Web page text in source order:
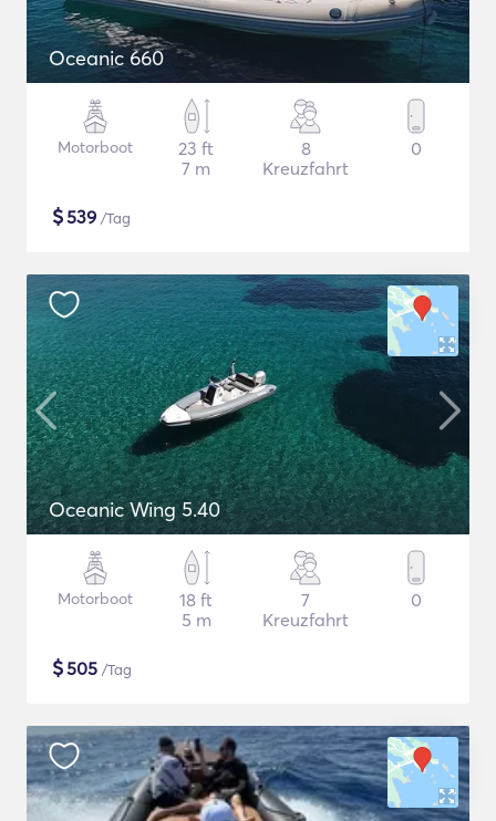
Oceanic 660
Motorboot
23 ft
7 m
8
Kreuzfahrt
0
$539 /Tag
Oceanic Wing 5.40
Motorboot
18 ft
5 m
7
Kreuzfahrt
0
$505 /Tag